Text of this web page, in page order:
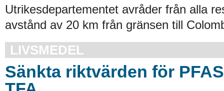
Utrikesdepartementet avråder från alla
avstånd av 20 km från gränsen till
LIVSMEDEL
Sänkta riktvärden för